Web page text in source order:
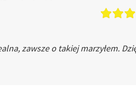
zawsze o takiej marzyłem.